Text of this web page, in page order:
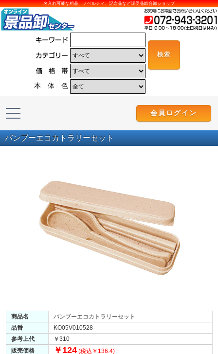
名入れ可能な粗品、ノベルティ、記念品など販促品総合卸ショップ
本 体 色
会員ログイン
バンブーエコカトラリーセット
商品名
バンブーエコカトラリーセット
品番
KO05V010528
参考上代
￥310
販売価格
￥124 (税込￥136.4)